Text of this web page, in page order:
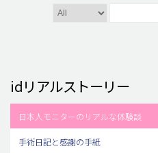
idリアルストーリー
日本人モニターのリアルな体験談
手術日記と感謝の手紙